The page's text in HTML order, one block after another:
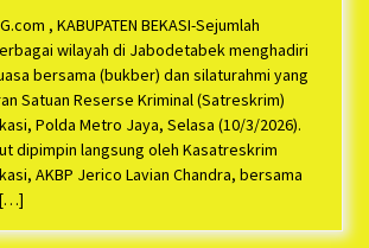
Camat Kedungwaringin Memberikan
Logistik Ke Posko Jurpala Kosmi
1 tahun ago
Terimakasih Ketua Umum Jurpala
Indonesia dan KOSMI Indonesia Atas Respon
Cepat Polres Metro Bekasi dan Polsek Cikarang
Timur yang Tangkap Oknum Ormas Terkait
Pengusiran Pendirian Posko
1 tahun ago
Kodim 0509 Kabupaten Bekasi Terima 20
Bantuan Dari Panglima TNI
, KABUPATEN BEKASI-Sejumlah
wilayah di Jabodetabek menghadiri
bersama (bukber) dan silaturahmi yang
Satuan Reserse Kriminal (Satreskrim)
Polda Metro Jaya, Selasa (10/3/2026).
dipimpin langsung oleh Kasatreskrim
AKBP Jerico Lavian Chandra, bersama
[…]